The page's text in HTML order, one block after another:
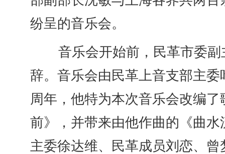
纷呈的音乐会。
音乐会开始前，民革市委副
辞。音乐会由民革上音支部主
周年，他特为本次音乐会改编
前》，并带来由他作曲的《曲
主委徐达维、民革成员刘恋、